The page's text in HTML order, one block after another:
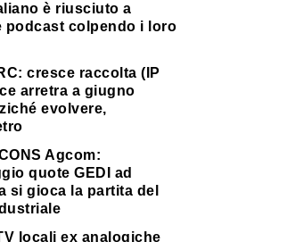
è riusciuto a
podcast colpendo i loro
cresce raccolta (IP
arretra a giugno
evolvere,
Agcom:
quote GEDI ad
si gioca la partita del
locali ex analogiche